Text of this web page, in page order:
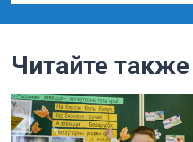
Читайте также